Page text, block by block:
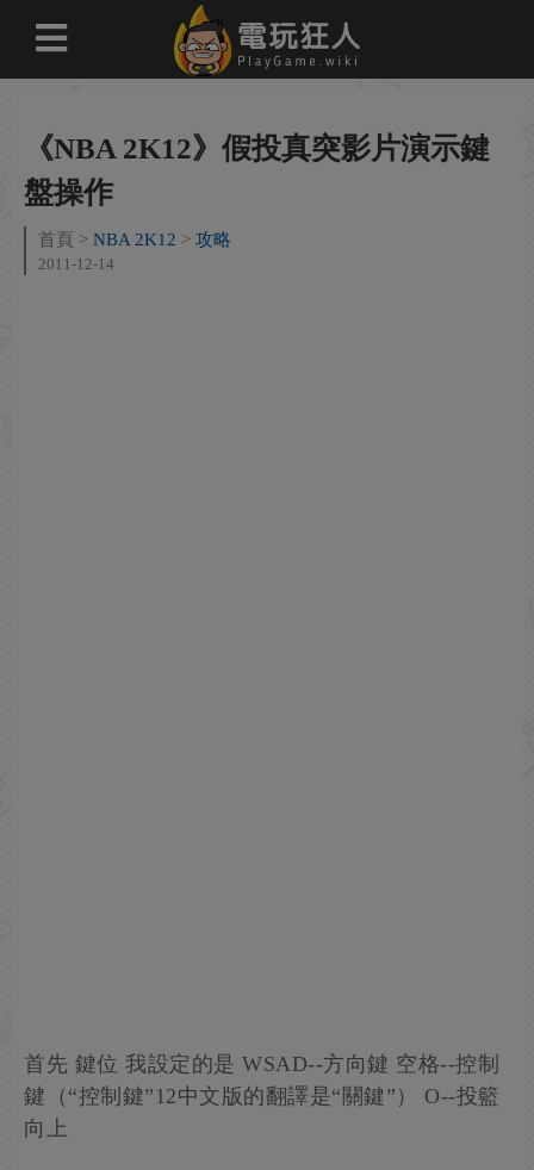
《NBA 2K12》假投真突影片演示鍵
盤操作
首頁 NBA 2K12 攻略
2011-12-14
首先 鍵位 我設定的是 WSAD--方向鍵 空格--控制
鍵（“控制鍵”12中文版的翻譯是“關鍵”） O--投籃
向上